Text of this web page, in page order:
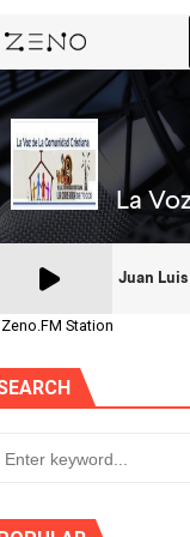
Station